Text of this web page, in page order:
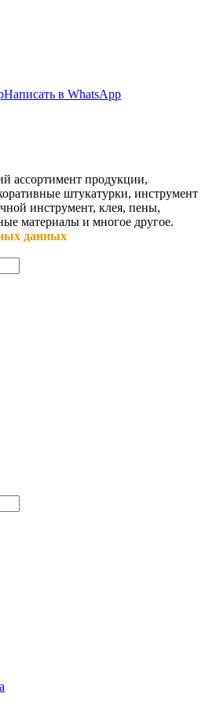
Написать в WhatsApp
ассортимент продукции,
штукатурки, инструмент
инструмент, клея, пены,
материалы и многое другое.
данных